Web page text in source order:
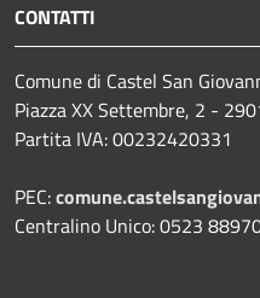
CONTATTI
Comune di Castel San
Piazza XX Settembre, 2 -
Partita IVA: 00232420331
PEC:
Centralino Unico: 0523